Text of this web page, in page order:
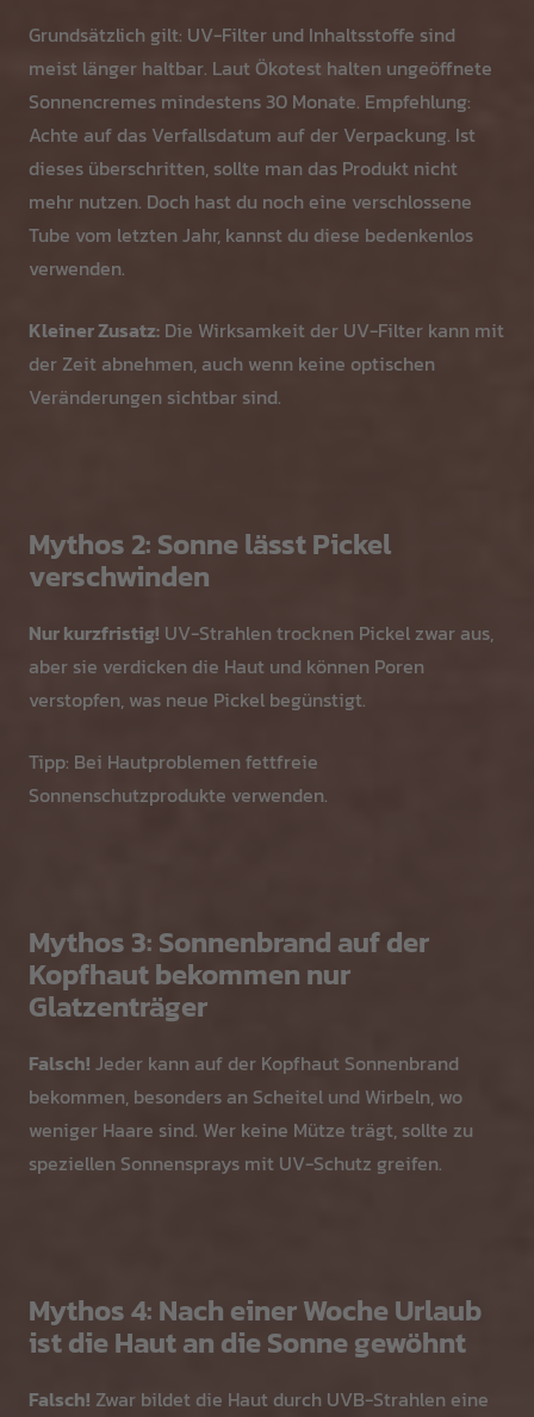
Grundsätzlich gilt: UV-Filter und Inhaltsstoffe sind
meist länger haltbar. Laut Ökotest halten ungeöffnete
Sonnencremes mindestens 30 Monate. Empfehlung:
Achte auf das Verfallsdatum auf der Verpackung. Ist
dieses überschritten, sollte man das Produkt nicht
mehr nutzen. Doch hast du noch eine verschlossene
Tube vom letzten Jahr, kannst du diese bedenkenlos
verwenden.
Kleiner Zusatz: Die Wirksamkeit der UV-Filter kann mit
der Zeit abnehmen, auch wenn keine optischen
Veränderungen sichtbar sind.
Mythos 2: Sonne lässt Pickel
verschwinden
Nur kurzfristig! UV-Strahlen trocknen Pickel zwar aus,
aber sie verdicken die Haut und können Poren
verstopfen, was neue Pickel begünstigt.
Tipp: Bei Hautproblemen fettfreie
Sonnenschutzprodukte verwenden.
Mythos 3: Sonnenbrand auf der
Kopfhaut bekommen nur
Glatzenträger
Falsch! Jeder kann auf der Kopfhaut Sonnenbrand
bekommen, besonders an Scheitel und Wirbeln, wo
weniger Haare sind. Wer keine Mütze trägt, sollte zu
speziellen Sonnensprays mit UV-Schutz greifen.
Mythos 4: Nach einer Woche Urlaub
ist die Haut an die Sonne gewöhnt
Falsch! Zwar bildet die Haut durch UVB-Strahlen eine